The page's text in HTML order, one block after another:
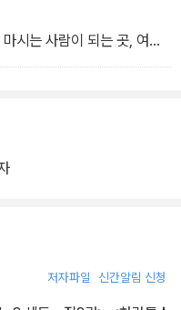
시는 사람이 되는 곳, 여기
저자파일 신간알림 신청